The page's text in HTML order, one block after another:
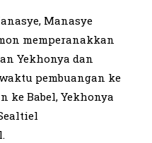
Manasye
memperanakkan
Yekhonya dan
pembuangan ke
ke Babel, Yekhonya